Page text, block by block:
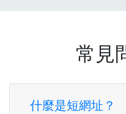
常見
什麼是短網址？